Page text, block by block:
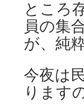
ところ
員の集
が、純
今夜は
ります